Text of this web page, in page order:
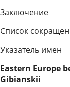
Заключение
Список
Указатель имен
Eastern Europe
Gibianskii